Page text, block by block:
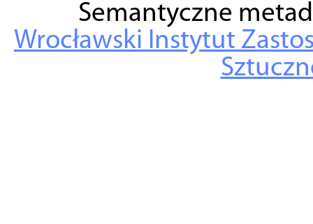
Semantyczne
Wrocławski Instytut